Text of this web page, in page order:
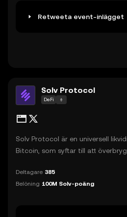
Retweeta event-inlägget
Solv Protocol
DeFi
Solv Protocol är en universell
Bitcoin, som syftar till att
fragmenterade likviditet genom
Bitcoin-innehavare tillgång till
Deltagare 385
Belöning 100M Solv-poäng